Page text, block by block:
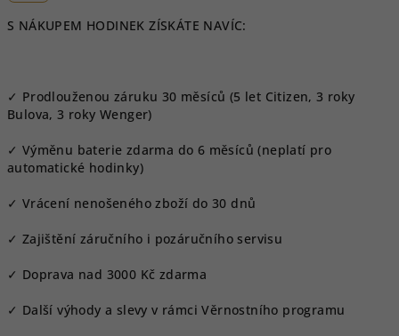
S NÁKUPEM HODINEK ZÍSKÁTE NAVÍC:
✓ Prodlouženou záruku 30 měsíců (5 let Citizen, 3 roky
Bulova, 3 roky Wenger)
✓ Výměnu baterie zdarma do 6 měsíců (neplatí pro
automatické hodinky)
✓ Vrácení nenošeného zboží do 30 dnů
✓ Zajištění záručního i pozáručního servisu
✓ Doprava nad 3000 Kč zdarma
✓ Další výhody a slevy v rámci Věrnostního programu